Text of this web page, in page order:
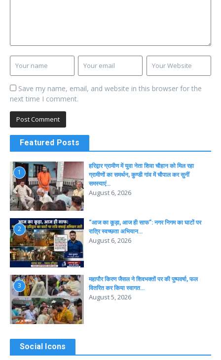
Save my name, email, and website in this browser for the
next time I comment.
Featured Posts
1
हरिद्वार ग्रामीण में युवा नेता शिवा चौहान को मिल रहा
ग्रामीणों का समर्थन, कुण्डी गांव में चौपाल कर सुनीं
समस्याएं…
August 6, 2026
2
“आज का कूड़ा, आज ही साफ”: नगर निगम का घाटों पर
रात्रि स्वच्छता अभियान…
August 6, 2026
3
महापौर किरण जैसल ने शिवभक्तों पर की पुष्पवर्षा, फल
वितरित कर किया स्वागत…
August 5, 2026
Social Icons